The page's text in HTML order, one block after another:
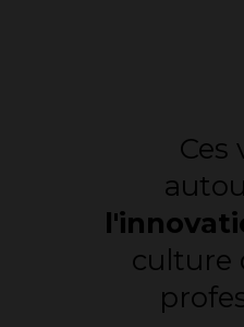
Ces
culture